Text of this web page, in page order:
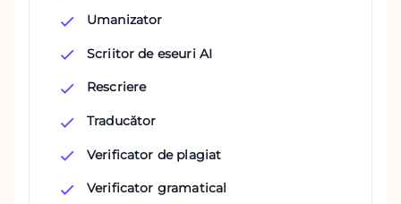
Umanizator
Scriitor de eseuri AI
Rescriere
Traducător
Verificator de plagiat
Verificator gramatical